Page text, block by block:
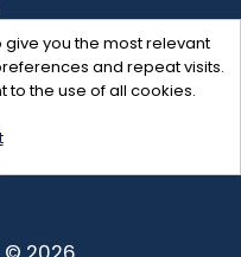
you the most relevant
and repeat visits.
to the use of all cookies.